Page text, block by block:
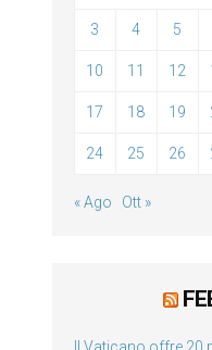
3 4 5
10 11 12
17 18 19
24 25 26
« Ago Ott »
Il Vaticano offre